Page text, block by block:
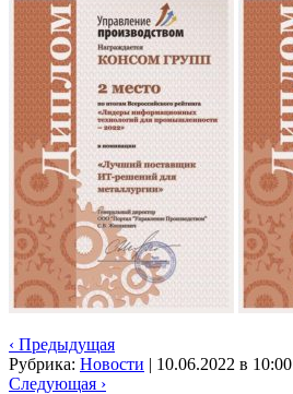
‹ Предыдущая
Рубрика: Новости | 10.06.2022 в 10:00
Следующая ›